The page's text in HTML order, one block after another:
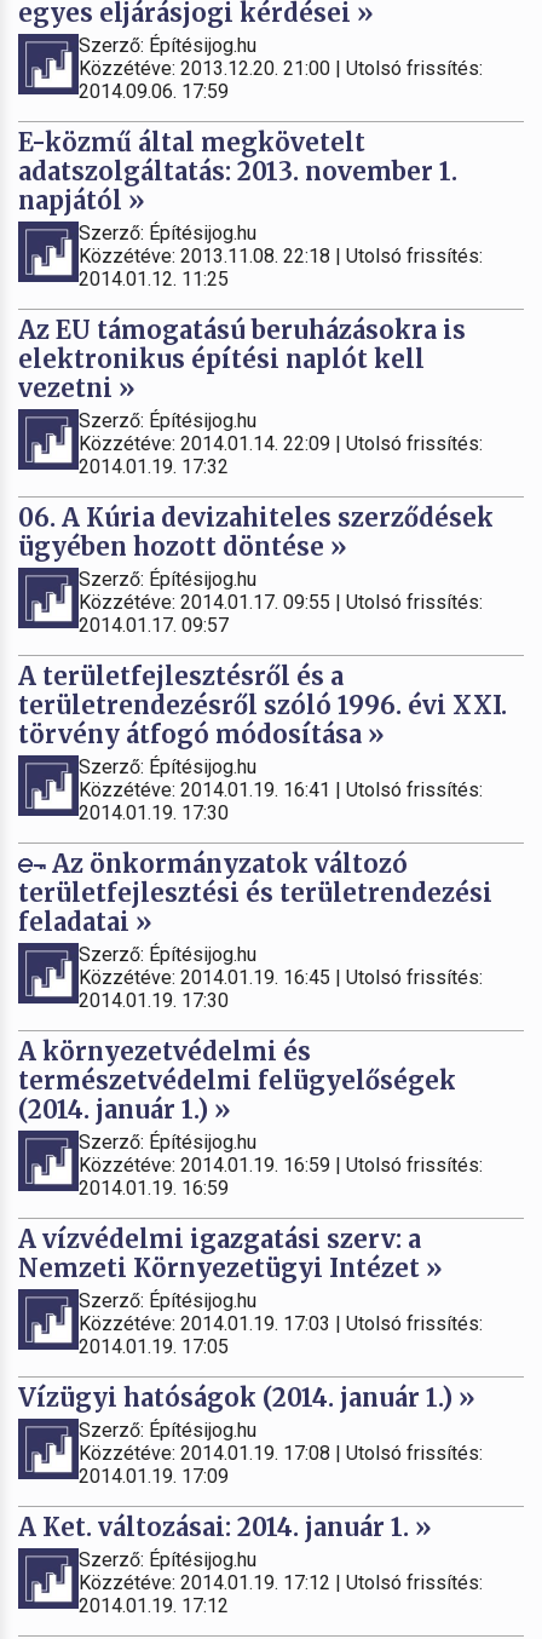
egyes eljárásjogi kérdései »
Szerző: Építésijog.hu
Közzétéve: 2013.12.20. 21:00 | Utolsó frissítés:
2014.09.06. 17:59
E-közmű által megkövetelt
adatszolgáltatás: 2013. november 1.
napjától »
Szerző: Építésijog.hu
Közzétéve: 2013.11.08. 22:18 | Utolsó frissítés:
2014.01.12. 11:25
Az EU támogatású beruházásokra is
elektronikus építési naplót kell
vezetni »
Szerző: Építésijog.hu
Közzétéve: 2014.01.14. 22:09 | Utolsó frissítés:
2014.01.19. 17:32
06. A Kúria devizahiteles szerződések
ügyében hozott döntése »
Szerző: Építésijog.hu
Közzétéve: 2014.01.17. 09:55 | Utolsó frissítés:
2014.01.17. 09:57
A területfejlesztésről és a
területrendezésről szóló 1996. évi XXI.
törvény átfogó módosítása »
Szerző: Építésijog.hu
Közzétéve: 2014.01.19. 16:41 | Utolsó frissítés:
2014.01.19. 17:30
Az önkormányzatok változó
területfejlesztési és területrendezési
feladatai »
Szerző: Építésijog.hu
Közzétéve: 2014.01.19. 16:45 | Utolsó frissítés:
2014.01.19. 17:30
A környezetvédelmi és
természetvédelmi felügyelőségek
(2014. január 1.) »
Szerző: Építésijog.hu
Közzétéve: 2014.01.19. 16:59 | Utolsó frissítés:
2014.01.19. 16:59
A vízvédelmi igazgatási szerv: a
Nemzeti Környezetügyi Intézet »
Szerző: Építésijog.hu
Közzétéve: 2014.01.19. 17:03 | Utolsó frissítés:
2014.01.19. 17:05
Vízügyi hatóságok (2014. január 1.) »
Szerző: Építésijog.hu
Közzétéve: 2014.01.19. 17:08 | Utolsó frissítés:
2014.01.19. 17:09
A Ket. változásai: 2014. január 1. »
Szerző: Építésijog.hu
Közzétéve: 2014.01.19. 17:12 | Utolsó frissítés:
2014.01.19. 17:12